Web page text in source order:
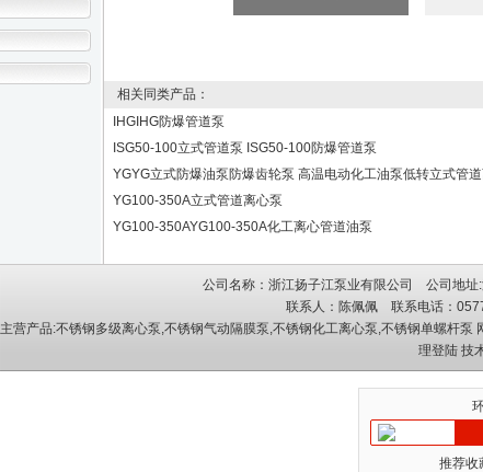
相关同类产品：
IHGIHG防爆管道泵
ISG50-100立式管道泵 ISG50-100防爆管道泵
YGYG立式防爆油泵防爆齿轮泵 高温电动化工油泵低转立式管
YG100-350A立式管道离心泵
YG100-350AYG100-350A化工离心管道油泵
公司名称：浙江扬子江泵业有限公司 公司地
联系人：陈佩佩 联系电话：
主营产品:不锈钢多级离心泵,不锈钢气动隔膜泵,不锈钢化工离心泵,不锈钢单螺杆泵
理登陆技
推荐收